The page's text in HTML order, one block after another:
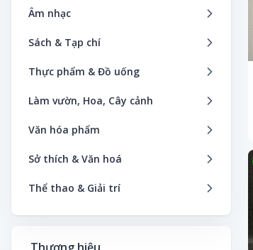
Hộp bảo vệ đồng hồ
Phụ kiện thương hiệu
Thời trang nam
Thời trang nữ
Thời trang thể thao
Túi Unisex
Túi xách nam
Túi xách nữ
Máy giặt & Bàn ủi
Máy hút bụi
Máy hủy tài liệu
Pin, sạc
Thiết bị âm thanh
Máy trạm
Tên miền
Máy tính khác
Tạp chí điện tử
Hệ thống an toàn
Hệ thống bảo mật
Ô tô cũ
Ô tô mới
Phụ kiện xe
Quần áo trẻ em, bà bầu
Sách, truyện thiếu nhi
Sản phẩm bảo vệ bé an toàn
con bú
Tã, sản phẩm vệ sinh cho bé
Thiết bị trẻ em
Figures
Giấy dán tường
Hồ sơ
Khăn
Lịch
Minh họa, sản xuất nghệ thuật
Cho thuê trò chơi
Cưỡi đồ chơi
Đầu trang
Điều khiển radio sở thích
Đồ chơi điều khiển
Đồ chơi giáo dục
Đồ chơi mô hình
Chăm sóc tóc
Dụng cụ làm đẹp
Hỗ trợ thư giãn
Khác
Kính
Đồ chơi, trò chơi
Hàng linh tinh
Hình
Máy hát
Nắp chai
Nội thất
Đồ gia dụng
Đồ nội thất
Đồ trang trí sự kiện
Nội thất, cho thuê nội thất
Sản phẩm làm bằng tay
Thiết bị bảo mật an toàn
DVD
Băng video
Đĩa laser
Nhạc phim
phim
Vé
Âm nhạc
Bản ghi
CD
Chứng từ tiền mặt, vé
Đĩa laser
Sách & Tạp chí
Bản đồ, hướng dẫn du lịch
Khoa học và công nghệ tự nhiên
Kinh doanh, kinh tế
Lịch
Thực phẩm & Đồ uống
Bánh kẹo
Đồ uống
Gạo, ngũ cốc
Gia vị
Làm vườn, Hoa, Cây cảnh
Bình hoa
Cây cảnh trong chậu
Cây trang trí trong nhà
Cây trồng trong chậu
Văn hóa phẩm
Ảnh
Câu lạc bộ fan hâm mộ
Sở thích & Văn hoá
Dịch vụ thuê nhạc cụ
Thể thao & Giải trí